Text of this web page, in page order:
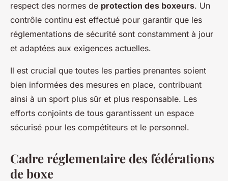
respect des normes de protection des boxeurs. Un
contrôle continu est effectué pour garantir que les
réglementations de sécurité sont constamment à jour
et adaptées aux exigences actuelles.
Il est crucial que toutes les parties prenantes soient
bien informées des mesures en place, contribuant
ainsi à un sport plus sûr et plus responsable. Les
efforts conjoints de tous garantissent un espace
sécurisé pour les compétiteurs et le personnel.
Cadre réglementaire des fédérations
de boxe